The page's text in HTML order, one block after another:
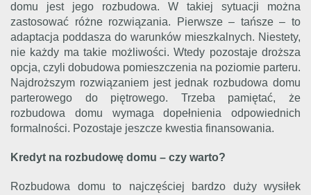
domu jest jego rozbudowa. W takiej sytuacji można
zastosować różne rozwiązania. Pierwsze – tańsze – to
adaptacja poddasza do warunków mieszkalnych. Niestety,
nie każdy ma takie możliwości. Wtedy pozostaje droższa
opcja, czyli dobudowa pomieszczenia na poziomie parteru.
Najdroższym rozwiązaniem jest jednak rozbudowa domu
parterowego do piętrowego. Trzeba pamiętać, że
rozbudowa domu wymaga dopełnienia odpowiednich
formalności. Pozostaje jeszcze kwestia finansowania.
Kredyt na rozbudowę domu – czy warto?
Rozbudowa domu to najczęściej bardzo duży wysiłek